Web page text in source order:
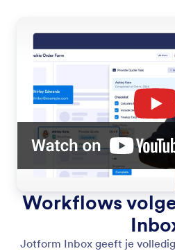
Workflows
Jotform Inbox geeft je